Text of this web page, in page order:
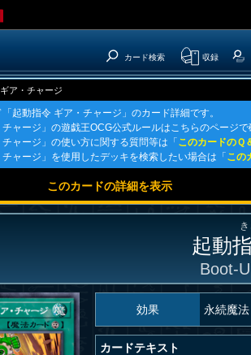
カード検索 収録
ア・チャージ
起動指令 ギア・チャージ」のカード詳細です。
チャージ」の遊戯王OCG公式ルールはこちらのページで
チャージ」の使い方に関する質問等は「 このカードのＱ
チャージ」を使用したデッキを検索したい場合は「 この
このカードの詳細を表示
起動
Boot-
効果 永続魔法
カードテキスト